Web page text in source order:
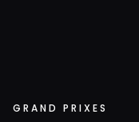
GRAND PRIXES